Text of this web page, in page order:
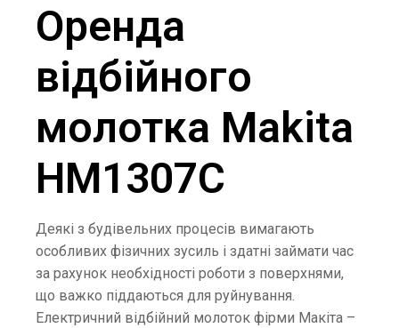
Оренда
відбійного
молотка Makita
HM1307C
Деякі з будівельних процесів вимагають
особливих фізичних зусиль і здатні займати час
за рахунок необхідності роботи з поверхнями,
що важко піддаються для руйнування.
Електричний відбійний молоток фірми Макіта –